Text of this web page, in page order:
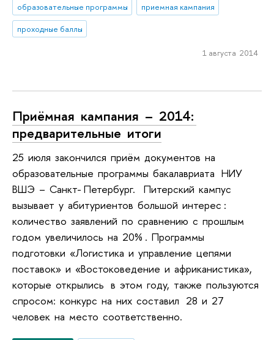
образовательные программы
приемная кампания
проходные баллы
1 августа 2014
Приёмная кампания – 2014:
предварительные итоги
25 июля закончился приём документов на
образовательные программы бакалавриата НИУ
ВШЭ – Санкт- Петербург. Питерский кампус
вызывает у абитуриентов большой интерес :
количество заявлений по сравнению с прошлым
годом увеличилось на 20% . Программы
подготовки «Логистика и управление цепями
поставок» и «Востоковедение и африканистика»,
которые открылись в этом году, также пользуются
спросом: конкурс на них составил 28 и 27
человек на место соответственно.